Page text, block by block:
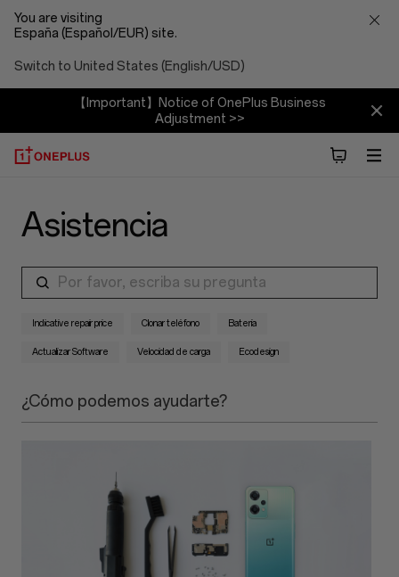
You are visiting
España (Español/EUR) site.
Switch to United States (English/USD)
【Important】Notice of OnePlus Business
Adjustment >>
Asistencia
Por favor, escriba su pregunta
Indicative repair price Clonar teléfono Batería
Actualizar Software Velocidad de carga Ecodesign
¿Cómo podemos ayudarte?